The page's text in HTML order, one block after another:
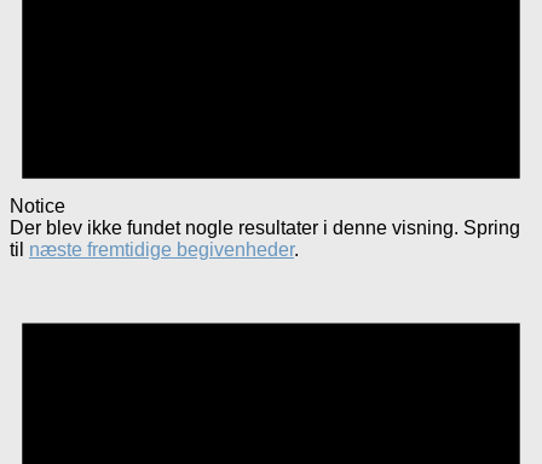
Notice
Der blev ikke fundet nogle resultater i denne visning. Spring
til næste fremtidige begivenheder.